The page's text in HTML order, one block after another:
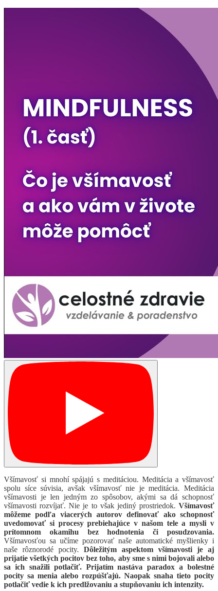
Všímavosť si mnohí spájajú s meditáciou. Meditácia a všímavosť
spolu síce súvisia, avšak všímavosť nie je meditácia. Meditácia
všímavosti je len jedným zo spôsobov, akými sa dá schopnosť
všímavosti rozvíjať. Nie je to však jediný prostriedok. Všímavosť
môžeme podľa viacerých autorov definovať ako schopnosť
uvedomovať si procesy prebiehajúce v našom tele a mysli v
prítomnom okamihu bez hodnotenia či posudzovania.
Všímavosťou sa učíme pozorovať naše automatické myšlienky i
naše rôznorodé pocity. Dôležitým aspektom všímavosti je aj
prijatie všetkých pocitov bez toho, aby sme s nimi bojovali alebo
sa ich snažili potlačiť. Prijatím nastáva paradox a bolestné
pocity sa menia alebo rozpúšťajú. Naopak snaha tieto pocity
potlačiť vedie k ich predlžovaniu a stupňovaniu ich intenzity.